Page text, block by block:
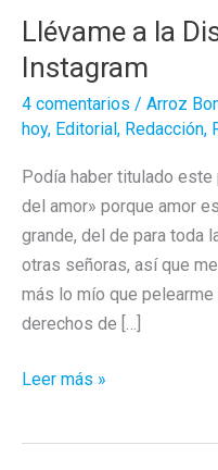
Llévame a la
Instagram
4 comentarios / Arroz
hoy, Editorial , Redacción,
Podía haber titulado
del amor» porque amor
grande, del de para toda
otras señoras, así que
más lo mío que
derechos de […]
Llévame
Leer más »